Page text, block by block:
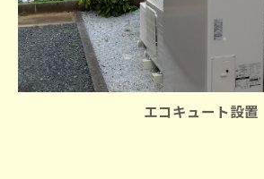
エコキュート設置